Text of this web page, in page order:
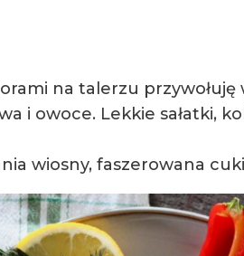
na talerzu przywołuję
i owoce. Lekkie sałatki,
wiosny, faszerowana